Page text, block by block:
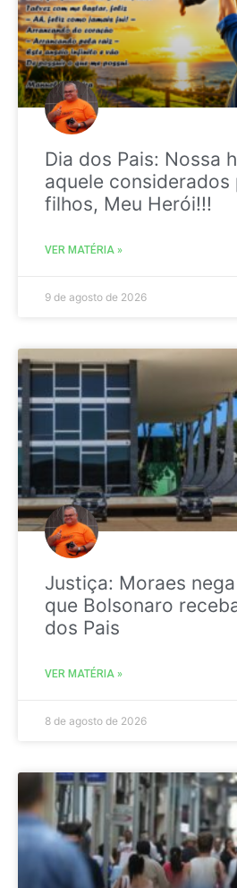
Dia dos Pais: Nossa
aquele considerados
filhos, Meu Herói!!!
VER MATÉRIA »
9 de agosto de 2026
Justiça: Moraes
que Bolsonaro
dos Pais
VER MATÉRIA »
8 de agosto de 2026